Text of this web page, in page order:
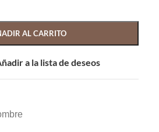
AL CARRITO
a la lista de deseos